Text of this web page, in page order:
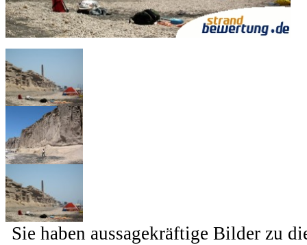
Sie haben aussagekräftige Bilder zu